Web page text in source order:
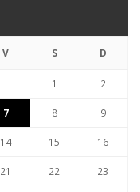
V S D
1 2
7 8 9
14 15 16
21 22 23